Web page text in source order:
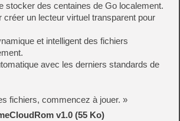
stocker des centaines de Go localement.
créer un lecteur virtuel transparent pour
et intelligent des fichiers
avec les derniers standards de
fichiers, commencez à jouer. »
v1.0 (55 Ko)